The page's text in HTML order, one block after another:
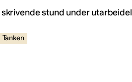
stund under
Tanken